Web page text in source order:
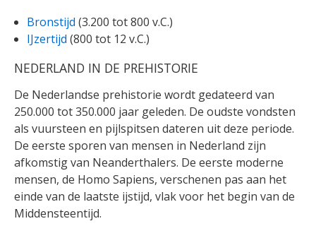
Bronstijd (3.200 tot 800 v.C.)
IJzertijd (800 tot 12 v.C.)
NEDERLAND IN DE PREHISTORIE
De Nederlandse prehistorie wordt gedateerd van
250.000 tot 350.000 jaar geleden. De oudste vondsten
als vuursteen en pijlspitsen dateren uit deze periode.
De eerste sporen van mensen in Nederland zijn
afkomstig van Neanderthalers. De eerste moderne
mensen, de Homo Sapiens, verschenen pas aan het
einde van de laatste ijstijd, vlak voor het begin van de
Middensteentijd.